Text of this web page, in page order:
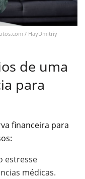
/ HayDmitriy
de uma
para
financeira para
estresse
médicas.